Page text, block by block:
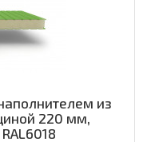
из
220 мм,